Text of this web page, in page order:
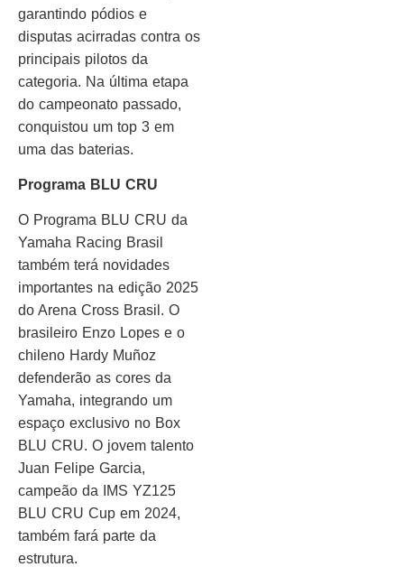
garantindo pódios e
disputas acirradas contra os
principais pilotos da
categoria. Na última etapa
do campeonato passado,
conquistou um top 3 em
uma das baterias.
Programa BLU CRU
O Programa BLU CRU da
Yamaha Racing Brasil
também terá novidades
importantes na edição 2025
do Arena Cross Brasil. O
brasileiro Enzo Lopes e o
chileno Hardy Muñoz
defenderão as cores da
Yamaha, integrando um
espaço exclusivo no Box
BLU CRU. O jovem talento
Juan Felipe Garcia,
campeão da IMS YZ125
BLU CRU Cup em 2024,
também fará parte da
estrutura.